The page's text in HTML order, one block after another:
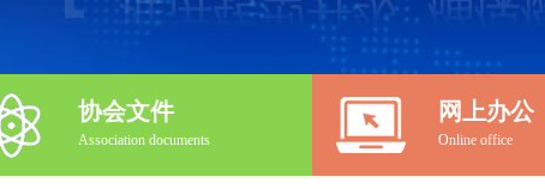
协会文件
Association documents
网上办公
Online office